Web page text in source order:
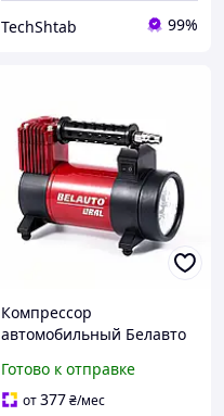
TechShtab 99%
Компрессор
автомобильный Белавто
Готово к отправке
от377₴/мес